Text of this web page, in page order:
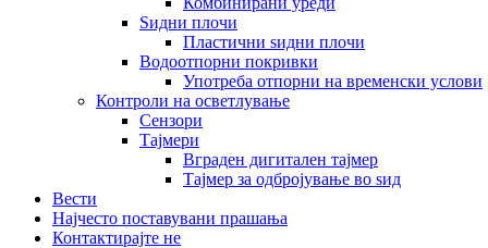
Ѕидни плочи
Пластични ѕидни плочи
Водоотпорни покривки
Употреба отпорни на временски услови
Контроли на осветлување
Сензори
Тајмери
Вграден дигитален тајмер
Тајмер за одбројување во ѕид
Вести
Најчесто поставувани прашања
Контактирајте не